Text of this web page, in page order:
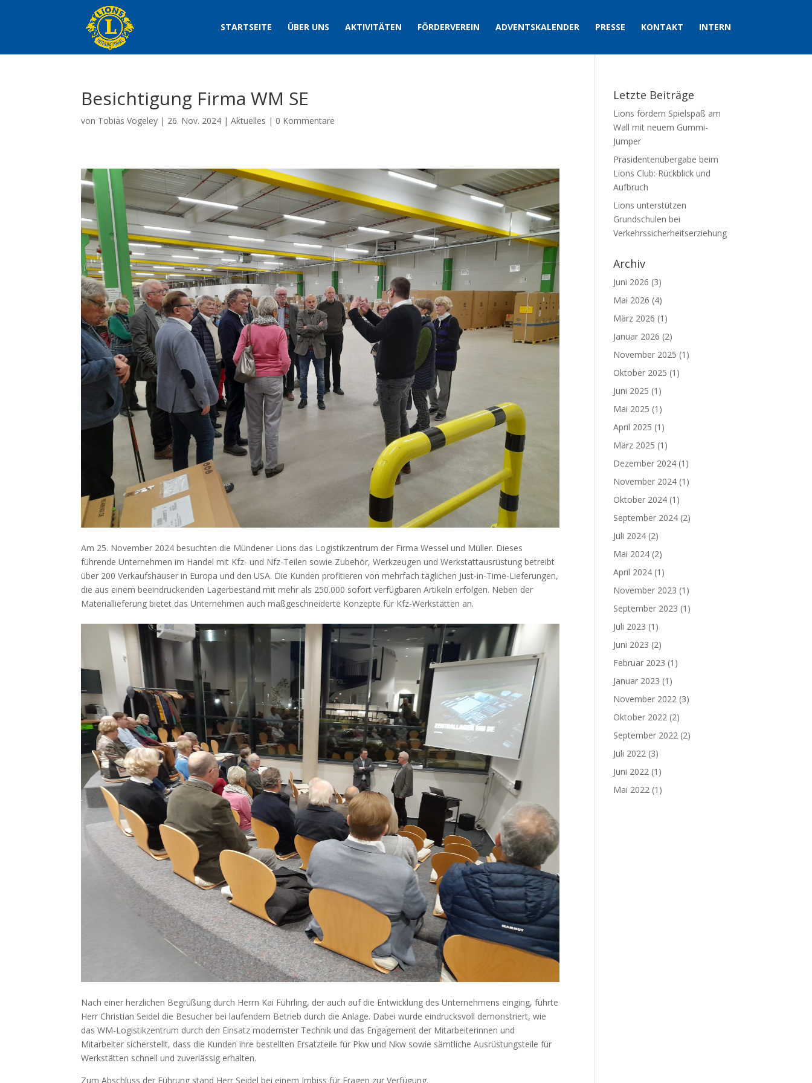
STARTSEITE ÜBER UNS AKTIVITÄTEN FÖRDERVEREIN ADVENTSKALENDER PRESSE KONTAKT INTERN
Besichtigung Firma WM SE
von Tobias Vogeley | 26. Nov. 2024 |Aktuelles | 0 Kommentare
Am 25. November 2024 besuchten die Mündener Lions das Logistikzentrum der Firma Wessel und Müller. Dieses
führende Unternehmen im Handel mit Kfz- und Nfz-Teilen sowie Zubehör, Werkzeugen und Werkstattausrüstung betreibt
über 200 Verkaufshäuser in Europa und den USA. Die Kunden profitieren von mehrfach täglichen Just-in-Time-Lieferungen,
die aus einem beeindruckenden Lagerbestand mit mehr als 250.000 sofort verfügbaren Artikeln erfolgen. Neben der
Materiallieferung bietet das Unternehmen auch maßgeschneiderte Konzepte für Kfz-Werkstätten an.
Nach einer herzlichen Begrüßung durch Herrn Kai Führling, der auch auf die Entwicklung des Unternehmens einging, führte
Herr Christian Seidel die Besucher bei laufendem Betrieb durch die Anlage. Dabei wurde eindrucksvoll demonstriert, wie
das WM-Logistikzentrum durch den Einsatz modernster Technik und das Engagement der Mitarbeiterinnen und
Mitarbeiter sicherstellt, dass die Kunden ihre bestellten Ersatzteile für Pkw und Nkw sowie sämtliche Ausrüstungsteile für
Werkstätten schnell und zuverlässig erhalten.
Zum Abschluss der Führung stand Herr Seidel bei einem Imbiss für Fragen zur Verfügung.
Letzte Beiträge
Lions fördern Spielspaß am
Wall mit neuem Gummi-
Jumper
Präsidentenübergabe beim
Lions Club: Rückblick und
Aufbruch
Lions unterstützen
Grundschulen bei
Verkehrssicherheitserziehung
Archiv
Juni 2026 (3)
Mai 2026 (4)
März 2026 (1)
Januar 2026 (2)
November 2025 (1)
Oktober 2025 (1)
Juni 2025 (1)
Mai 2025 (1)
April 2025 (1)
März 2025 (1)
Dezember 2024 (1)
November 2024 (1)
Oktober 2024 (1)
September 2024 (2)
Juli 2024 (2)
Mai 2024 (2)
April 2024 (1)
November 2023 (1)
September 2023 (1)
Juli 2023 (1)
Juni 2023 (2)
Februar 2023 (1)
Januar 2023 (1)
November 2022 (3)
Oktober 2022 (2)
September 2022 (2)
Juli 2022 (3)
Juni 2022 (1)
Mai 2022 (1)